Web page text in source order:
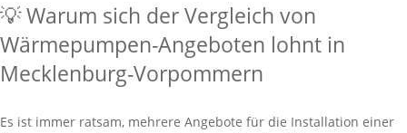
💡 Warum sich der Vergleich von
Wärmepumpen-Angeboten lohnt in
Mecklenburg-Vorpommern
Es ist immer ratsam, mehrere Angebote für die Installation einer